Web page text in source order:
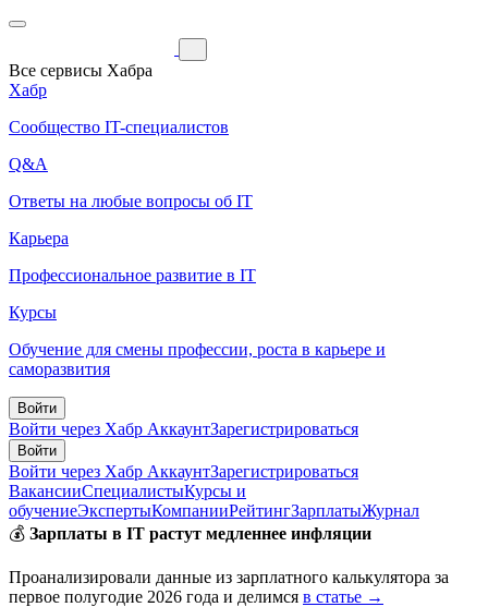
Все сервисы Хабра
Хабр
Сообщество IT-специалистов
Q&A
Ответы на любые вопросы об IT
Карьера
Профессиональное развитие в IT
Курсы
Обучение для смены профессии, роста в карьере и
саморазвития
Войти
Войти через Хабр АккаунтЗарегистрироваться
Войти
Войти через Хабр АккаунтЗарегистрироваться
ВакансииСпециалистыКурсы и
обучениеЭкспертыКомпанииРейтингЗарплатыЖурнал
💰 Зарплаты в IT растут медленнее инфляции
Проанализировали данные из зарплатного калькулятора за
первое полугодие 2026 года и делимся в статье →